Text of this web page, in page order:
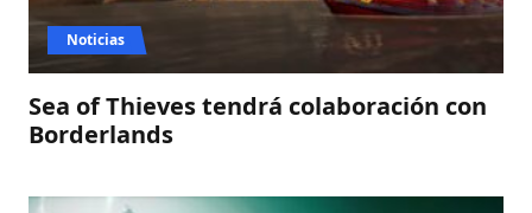
Sea of Thieves tendrá colaboración con
Borderlands
Noticias